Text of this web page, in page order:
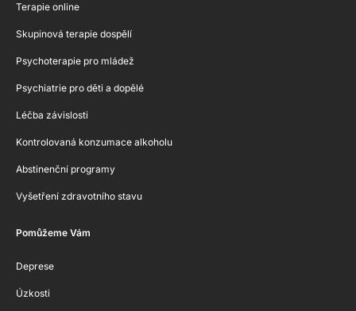
Terapie online
Skupinová terapie dospělí
Psychoterapie pro mládež
Psychiatrie pro děti a dopělé
Léčba závislosti
Kontrolovaná konzumace alkoholu
Abstinenční programy
Vyšetření zdravotního stavu
Pomůžeme Vám
Deprese
Úzkosti